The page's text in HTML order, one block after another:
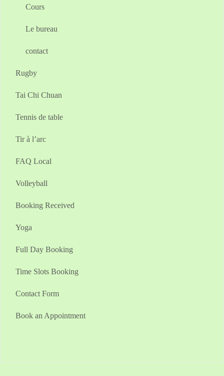
Cours
Le bureau
contact
Rugby
Tai Chi Chuan
Tennis de table
Tir à l’arc
FAQ Local
Volleyball
Booking Received
Yoga
Full Day Booking
Time Slots Booking
Contact Form
Book an Appointment